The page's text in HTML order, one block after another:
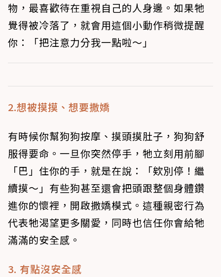
物，最喜歡待在重視自己的人身邊。如果牠
覺得被冷落了，就會用這個小動作稍微提醒
你：「把注意力分我一點啦～」
2.想被摸摸、想要撒嬌
有時候你幫狗狗按摩、摸頭摸肚子，狗狗舒
服得要命。一旦你突然停手，牠立刻用前腳
「巴」住你的手，就是在說：「欸別停！繼
續摸～」有些狗甚至還會把頭跟整個身體鑽
進你的懷裡，開啟撒嬌模式。這種親密行為
代表牠渴望更多關愛，同時也信任你會給牠
滿滿的安全感。
3. 有點沒安全感